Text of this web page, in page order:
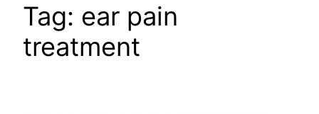
Tag: ear pain
treatment